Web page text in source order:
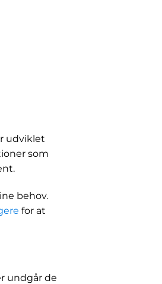
udviklet
som
behov.
for at
undgår de